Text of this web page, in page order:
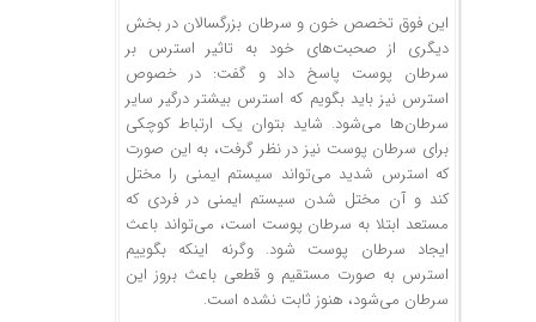
این فوق تخصص خون و سرطان بزرگسالان در بخش
دیگری از صحبت‌های خود به تاثیر استرس بر
سرطان پوست پاسخ داد و گفت: در خصوص
استرس نیز باید بگویم که استرس بیشتر درگیر سایر
سرطان‌ها می‌شود. شاید بتوان یک ارتباط کوچکی
برای سرطان پوست نیز در نظر گرفت، به این صورت
که استرس شدید می‌تواند سیستم ایمنی را مختل
کند و آن مختل شدن سیستم ایمنی در فردی که
مستعد ابتلا به سرطان پوست است، می‌تواند باعث
ایجاد سرطان پوست شود. وگرنه اینکه بگوییم
استرس به صورت مستقیم و قطعی باعث بروز این
سرطان می‌شود، هنوز ثابت نشده است.